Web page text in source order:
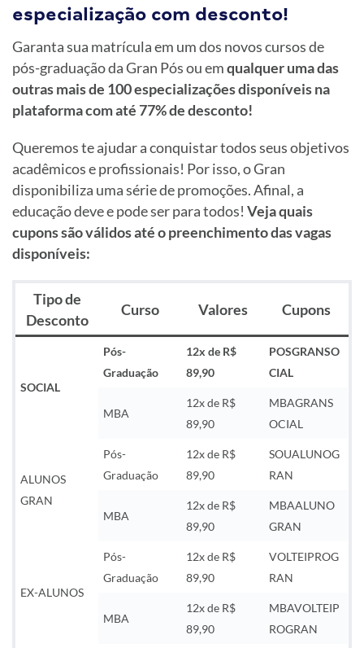
especialização com desconto!
Garanta sua matrícula em um dos novos cursos de
pós-graduação da Gran Pós ou emqualquer uma das
outras mais de 100 especializações disponíveis na
plataforma com até 77% de desconto!
Queremos te ajudar a conquistar todos seus objetivos
acadêmicos e profissionais! Por isso, o Gran
disponibiliza uma série de promoções. Afinal, a
educação deve e pode ser para todos! Veja quais
cupons são válidos até o preenchimento das vagas
disponíveis:
Tipo de
Desconto
Curso Valores Cupons
SOCIAL
Pós-
Graduação
12x de R$
89,90
POSGRANSO
CIAL
MBA
12x de R$
89,90
MBAGRANS
OCIAL
ALUNOS
GRAN
Pós-
Graduação
12x de R$
89,90
SOUALUNOG
RAN
MBA
12x de R$
89,90
MBAALUNO
GRAN
EX-ALUNOS
Pós-
Graduação
12x de R$
89,90
VOLTEIPROG
RAN
MBA
12x de R$
89,90
MBAVOLTEIP
ROGRAN